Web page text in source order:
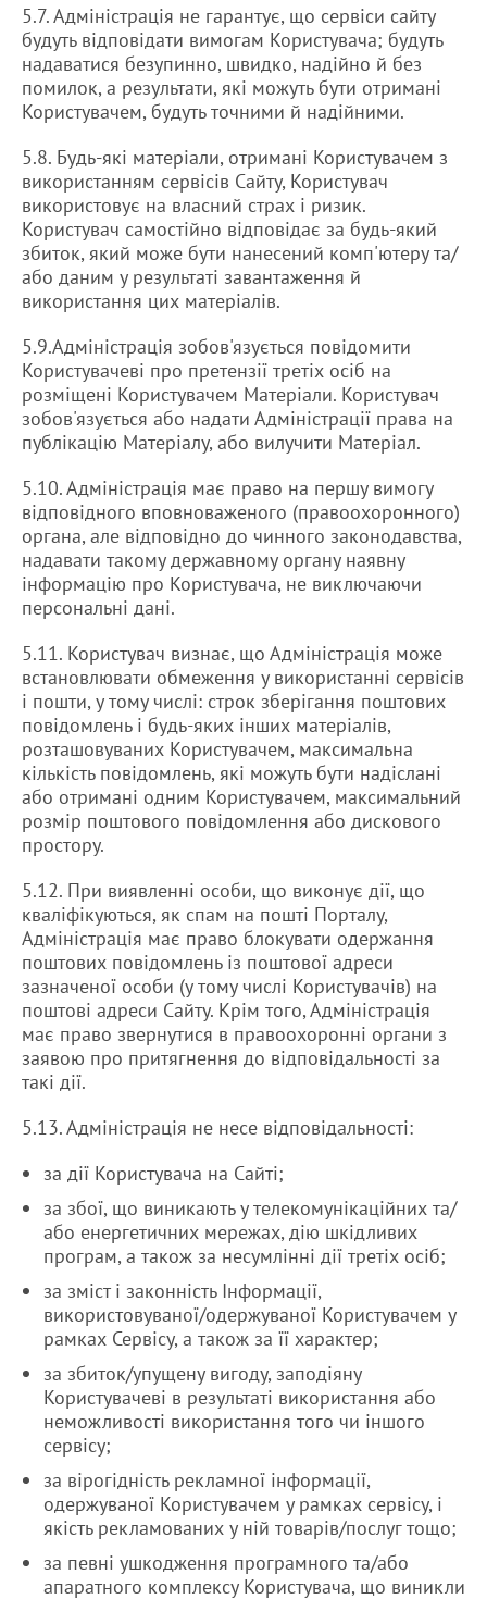
5.7. Адміністрація не гарантує, що сервіси сайту
будуть відповідати вимогам Користувача; будуть
надаватися безупинно, швидко, надійно й без
помилок, а результати, які можуть бути отримані
Користувачем, будуть точними й надійними.
5.8. Будь-які матеріали, отримані Користувачем з
використанням сервісів Сайту, Користувач
використовує на власний страх і ризик.
Користувач самостійно відповідає за будь-який
збиток, який може бути нанесений комп'ютеру та/
або даним у результаті завантаження й
використання цих матеріалів.
5.9.Адміністрація зобов'язується повідомити
Користувачеві про претензії третіх осіб на
розміщені Користувачем Матеріали. Користувач
зобов'язується або надати Адміністрації права на
публікацію Матеріалу, або вилучити Матеріал.
5.10. Aдміністрація має право на першу вимогу
відповідного вповноваженого (правоохоронного)
органа, але відповідно до чинного законодавства,
надавати такому державному органу наявну
інформацію про Користувача, не виключаючи
персональні дані.
5.11. Користувач визнає, що Адміністрація може
встановлювати обмеження у використанні сервісів
і пошти, у тому числі: строк зберігання поштових
повідомлень і будь-яких інших матеріалів,
розташовуваних Користувачем, максимальна
кількість повідомлень, які можуть бути надіслані
або отримані одним Користувачем, максимальний
розмір поштового повідомлення або дискового
простору.
5.12. При виявленні особи, що виконує дії, що
кваліфікуються, як спам на пошті Порталу,
Адміністрація має право блокувати одержання
поштових повідомлень із поштової адреси
зазначеної особи (у тому числі Користувачів) на
поштові адреси Сайту. Крім того, Адміністрація
має право звернутися в правоохоронні органи з
заявою про притягнення до відповідальності за
такі дії.
5.13. Адміністрація не несе відповідальності:
за дії Користувача на Сайті;
за збої, що виникають у телекомунікаційних та/
або енергетичних мережах, дію шкідливих
програм, а також за несумлінні дії третіх осіб;
за зміст і законність Інформації,
використовуваної/одержуваної Користувачем у
рамках Сервісу, а також за її характер;
за збиток/упущену вигоду, заподіяну
Користувачеві в результаті використання або
неможливості використання того чи іншого
сервісу;
за вірогідність рекламної інформації,
одержуваної Користувачем у рамках сервісу, і
якість рекламованих у ній товарів/послуг тощо;
за певні ушкодження програмного та/або
апаратного комплексу Користувача, що виникли